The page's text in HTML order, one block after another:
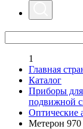
1
Главная
Каталог
Приборы
подвижной
Оптические
Метерон 970